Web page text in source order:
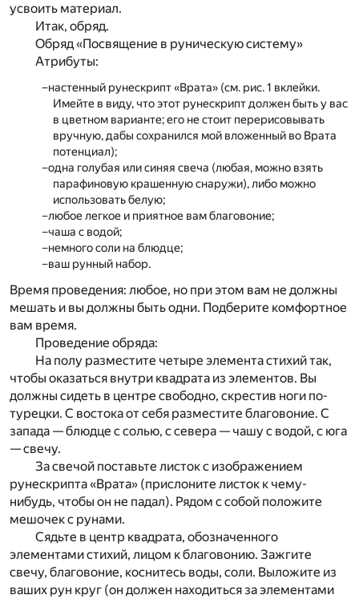
усвоить материал.
Итак, обряд.
Обряд «Посвящение в руническую систему»
Атрибуты:
настенный рунескрипт «Врата» (см. рис. 1 вклейки.
Имейте в виду, что этот рунескрипт должен быть у вас
в цветном варианте; его не стоит перерисовывать
вручную, дабы сохранился мой вложенный во Врата
потенциал);
одна голубая или синяя свеча (любая, можно взять
парафиновую крашенную снаружи), либо можно
использовать белую;
любое легкое и приятное вам благовоние;
чаша с водой;
немного соли на блюдце;
ваш рунный набор.
Время проведения: любое, но при этом вам не должны
мешать и вы должны быть одни. Подберите комфортное
вам время.
Проведение обряда:
На полу разместите четыре элемента стихий так,
чтобы оказаться внутри квадрата из элементов. Вы
должны сидеть в центре свободно, скрестив ноги по-
турецки. С востока от себя разместите благовоние. С
запада — блюдце с солью, с севера — чашу с водой, с юга
— свечу.
За свечой поставьте листок с изображением
рунескрипта «Врата» (прислоните листок к чему-
нибудь, чтобы он не падал). Рядом с собой положите
мешочек с рунами.
Сядьте в центр квадрата, обозначенного
элементами стихий, лицом к благовонию. Зажгите
свечу, благовоние, коснитесь воды, соли. Выложите из
ваших рун круг (он должен находиться за элементами